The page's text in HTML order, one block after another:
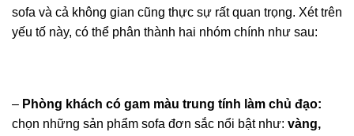
sofa và cả không gian cũng thực sự rất quan trọng. Xét trên
yếu tố này, có thể phân thành hai nhóm chính như sau:
– Phòng khách có gam màu trung tính làm chủ đạo:
chọn những sản phẩm sofa đơn sắc nổi bật như: vàng,